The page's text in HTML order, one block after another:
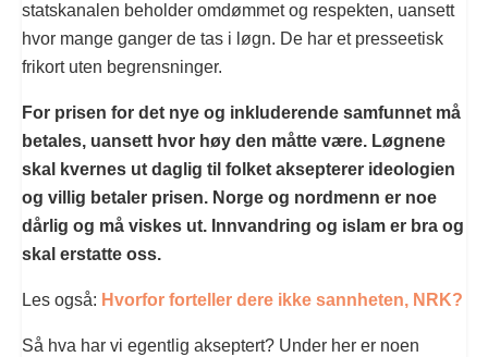
statskanalen beholder omdømmet og respekten, uansett
hvor mange ganger de tas i løgn. De har et presseetisk
frikort uten begrensninger.
For prisen for det nye og inkluderende samfunnet må
betales, uansett hvor høy den måtte være. Løgnene
skal kvernes ut daglig til folket aksepterer ideologien
og villig betaler prisen. Norge og nordmenn er noe
dårlig og må viskes ut. Innvandring og islam er bra og
skal erstatte oss.
Les også: Hvorfor forteller dere ikke sannheten, NRK?
Så hva har vi egentlig akseptert? Under her er noen